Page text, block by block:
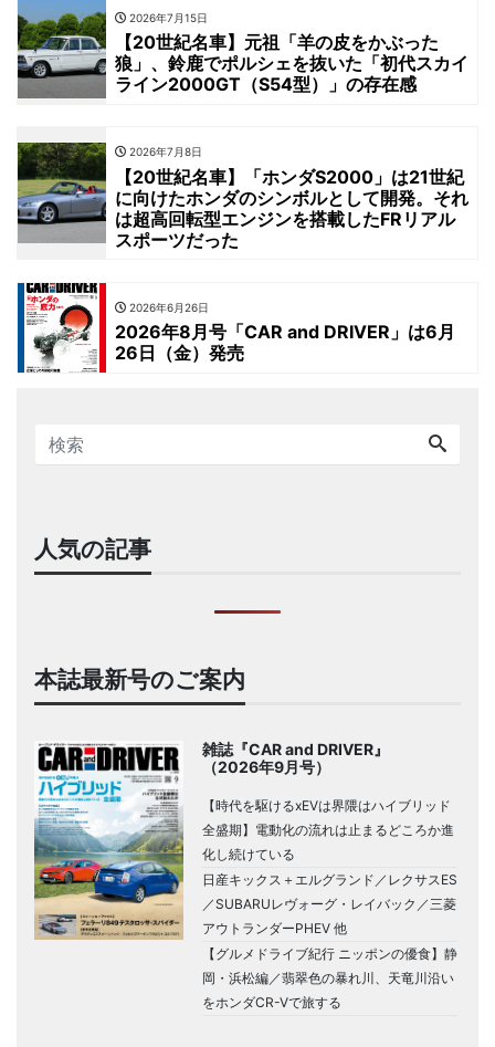
2026年7月15日
【20世紀名車】元祖「羊の皮をかぶった
狼」、鈴鹿でポルシェを抜いた「初代スカイ
ライン2000GT（S54型）」の存在感
2026年7月8日
【20世紀名車】「ホンダS2000」は21世紀
に向けたホンダのシンボルとして開発。それ
は超高回転型エンジンを搭載したFRリアル
スポーツだった
2026年6月26日
2026年8月号「CAR and DRIVER」は6月
26日（金）発売
人気の記事
本誌最新号のご案内
雑誌『CAR and DRIVER』
（2026年9月号）
【時代を駆けるxEVは界隈はハイブリッド
全盛期】電動化の流れは止まるどころか進
化し続けている
日産キックス＋エルグランド／レクサスES
／SUBARUレヴォーグ・レイバック／三菱
アウトランダーPHEV 他
【グルメドライブ紀行 ニッポンの優食】静
岡・浜松編／翡翠色の暴れ川、天竜川沿い
をホンダCR-Vで旅する